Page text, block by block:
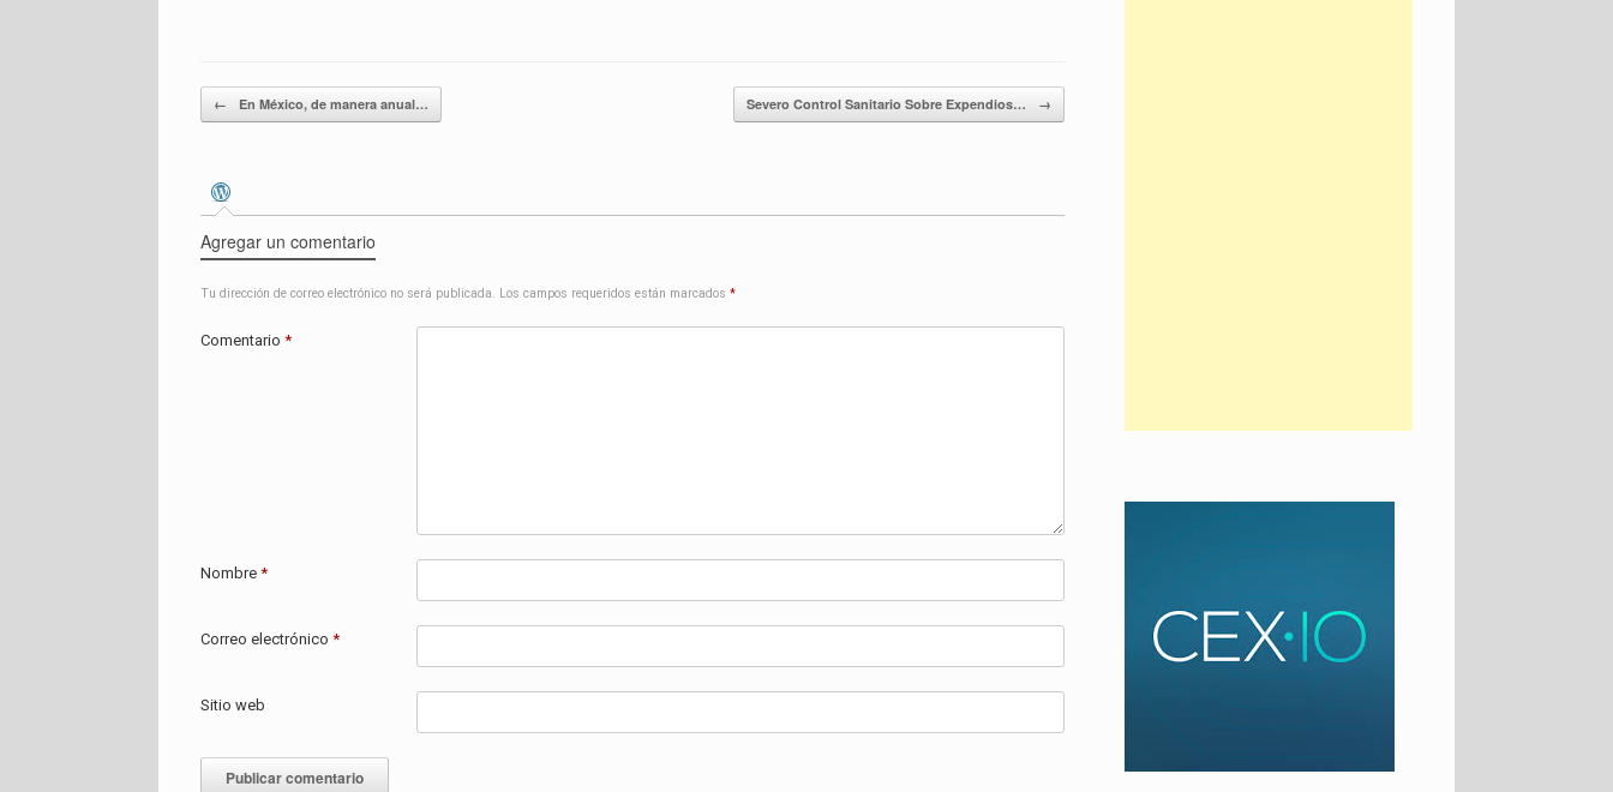
Navegador de entradas
← En México, de manera anual… Severo Control Sanitario Sobre Expendios… →
Agregar un comentario
Tu dirección de correo electrónico no será publicada. Los campos requeridos están marcados *
Comentario *
Nombre *
Correo electrónico *
Sitio web